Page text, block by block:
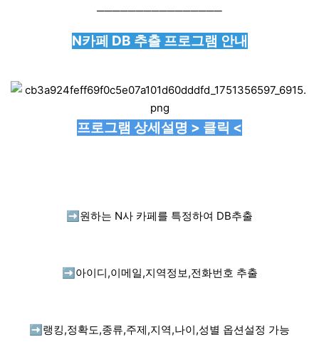
────────────────
N카페 DB 추출 프로그램 안내
프로그램 상세설명 > 클릭 <
➡️ 원하는 N사 카페를 특정하여 DB추출
➡️ 아이디,이메일,지역정보,전화번호 추출
➡️ 랭킹,정확도,종류,주제,지역,나이,성별 옵션설정 가능